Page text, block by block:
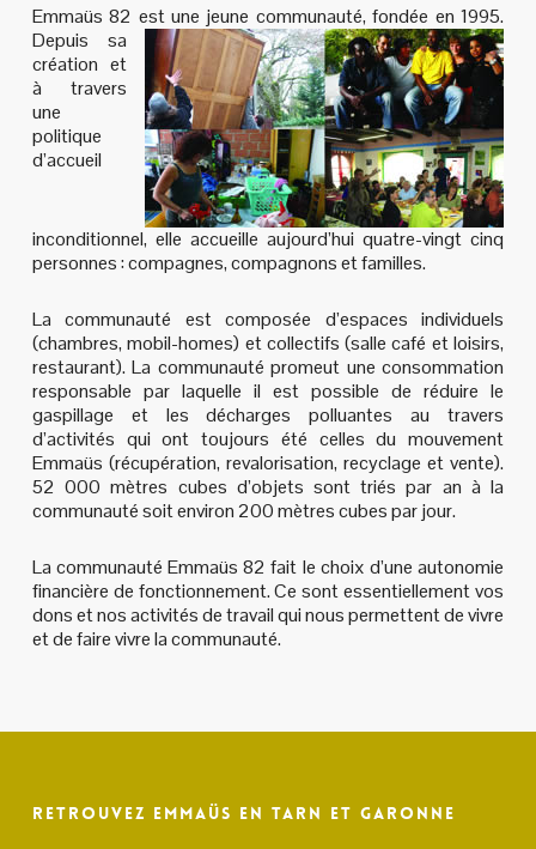
Emmaüs 82 est une jeune communauté, fondée en 1995.
Depuis sa
création et
à travers
une
politique
d’accueil
inconditionnel, elle accueille aujourd’hui quatre-vingt cinq
personnes : compagnes, compagnons et familles.
La communauté est composée d’espaces individuels
(chambres, mobil-homes) et collectifs (salle café et loisirs,
restaurant). La communauté promeut une consommation
responsable par laquelle il est possible de réduire le
gaspillage et les décharges polluantes au travers
d’activités qui ont toujours été celles du mouvement
Emmaüs (récupération, revalorisation, recyclage et vente).
52 000 mètres cubes d’objets sont triés par an à la
communauté soit environ 200 mètres cubes par jour.
La communauté Emmaüs 82 fait le choix d’une autonomie
financière de fonctionnement. Ce sont essentiellement vos
dons et nos activités de travail qui nous permettent de vivre
et de faire vivre la communauté.
Retrouvez Emmaüs en Tarn et Garonne